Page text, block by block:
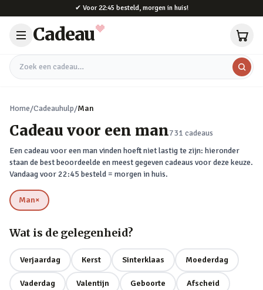
✔ Voor 22:45 besteld, morgen in huis!
Cadeau
Zoek een cadeau
Home/Cadeauhulp/Man
Cadeau voor een man731 cadeaus
Een cadeau voor een man vinden hoeft niet lastig te zijn: hieronder
staan de best beoordeelde en meest gegeven cadeaus voor deze keuze.
Vandaag voor 22:45 besteld = morgen in huis.
Man×
verwijderen
Wat is de gelegenheid?
Verjaardag Kerst Sinterklaas Moederdag
Vaderdag Valentijn Geboorte Afscheid